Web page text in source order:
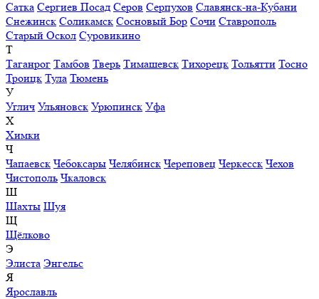
Сатка Сергиев Посад Серов Серпухов Славянск-на-Кубани
Снежинск Соликамск Сосновый Бор Сочи Ставрополь
Старый Оскол Суровикино
Т
Таганрог Тамбов Тверь Тимашевск Тихорецк Тольятти Тосно
Троицк Тула Тюмень
У
Углич Ульяновск Урюпинск Уфа
Х
Химки
Ч
Чапаевск Чебоксары Челябинск Череповец Черкесск Чехов
Чистополь Чкаловск
Ш
Шахты Шуя
Щ
Щёлково
Э
Элиста Энгельс
Я
Ярославль